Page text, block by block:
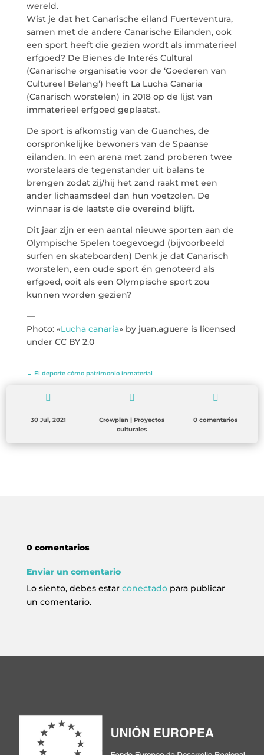
922 28 00 28
wereld.
Wist je dat het Canarische eiland Fuerteventura,
samen met de andere Canarische Eilanden, ook
een sport heeft die gezien wordt als immaterieel
erfgoed? De Bienes de Interés Cultural
(Canarische organisatie voor de ‘Goederen van
Cultureel Belang’) heeft La Lucha Canaria
(Canarisch worstelen) in 2018 op de lijst van
immaterieel erfgoed geplaatst.
De sport is afkomstig van de Guanches, de
oorspronkelijke bewoners van de Spaanse
eilanden. In een arena met zand proberen twee
worstelaars de tegenstander uit balans te
brengen zodat zij/hij het zand raakt met een
ander lichaamsdeel dan hun voetzolen. De
winnaar is de laatste die overeind blijft.
Dit jaar zijn er een aantal nieuwe sporten aan de
Olympische Spelen toegevoegd (bijvoorbeeld
surfen en skateboarden) Denk je dat Canarisch
worstelen, een oude sport én genoteerd als
erfgoed, ooit als een Olympische sport zou
kunnen worden gezien?
—
Photo: «Lucha canaria» by juan.aguere is licensed
under CC BY 2.0
← El deporte cómo patrimonio inmaterial
La Marquesa de la Casa de Los Coroneles

30 Jul, 2021

Crowplan |Proyectos
culturales

0 comentarios
0 comentarios
Enviar un comentario
Lo siento, debes estar conectadopara publicar
un comentario.